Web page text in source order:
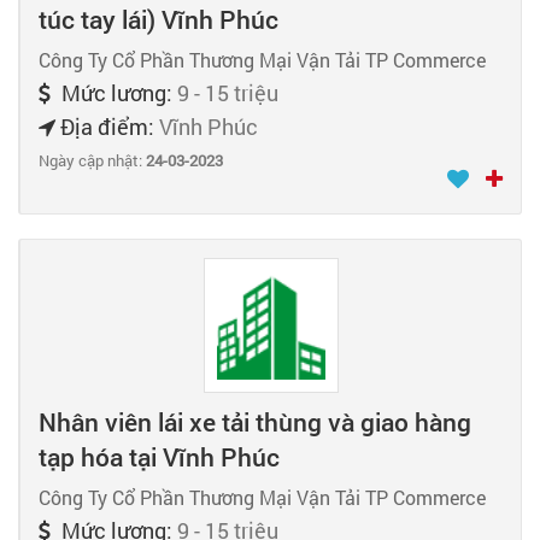
túc tay lái) Vĩnh Phúc
Công Ty Cổ Phần Thương Mại Vận Tải TP Commerce
Mức lương: 9 - 15 triệu
Địa điểm: Vĩnh Phúc
Ngày cập nhật:24-03-2023
Nhân viên lái xe tải thùng và giao hàng
tạp hóa tại Vĩnh Phúc
Công Ty Cổ Phần Thương Mại Vận Tải TP Commerce
Mức lương: 9 - 15 triệu